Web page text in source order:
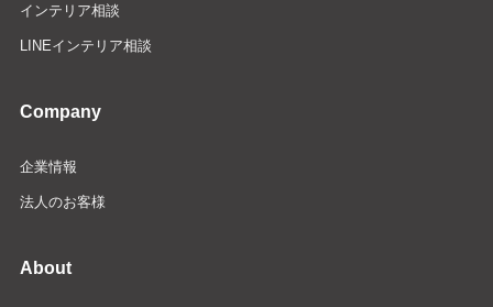
インテリア相談
LINEインテリア相談
Company
企業情報
法人のお客様
About